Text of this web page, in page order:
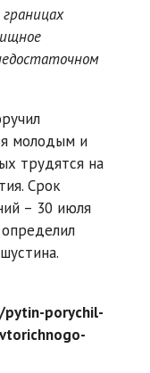
молодым и
трудятся на
Срок
– 30 июля
porychil-